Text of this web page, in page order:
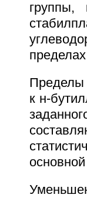
группы,
Пределы
к н-
основной